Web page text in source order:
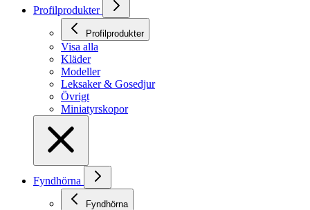
Profilprodukter
Profilprodukter
Visa alla
Kläder
Modeller
Leksaker & Gosedjur
Övrigt
Miniatyrskopor
Fyndhörna
Fyndhörna